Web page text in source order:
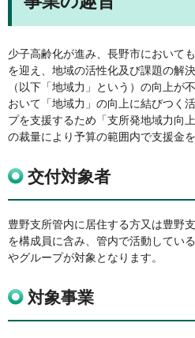
少子高齢化が進み、長野市において
を迎え、地域の活性化及び課題の解
（以下「地域力」という）の向上が
おいて「地域力」の向上に結びつく
プを支援するため「支所発地域力向
の裁量により予算の範囲内で支援金
交付対象者
豊野支所管内に居住する方又は豊野
を構成員に含み、管内で活動してい
やグループが対象となります。
対象事業